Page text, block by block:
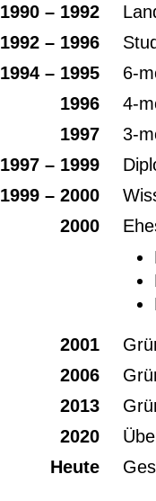
1990 – 1992
1992 – 1996
1994 – 1995
6-
1996
4-
1997
3-
1997 – 1999
1999 – 2000
2000
2001
2006
2013
2020
Heute